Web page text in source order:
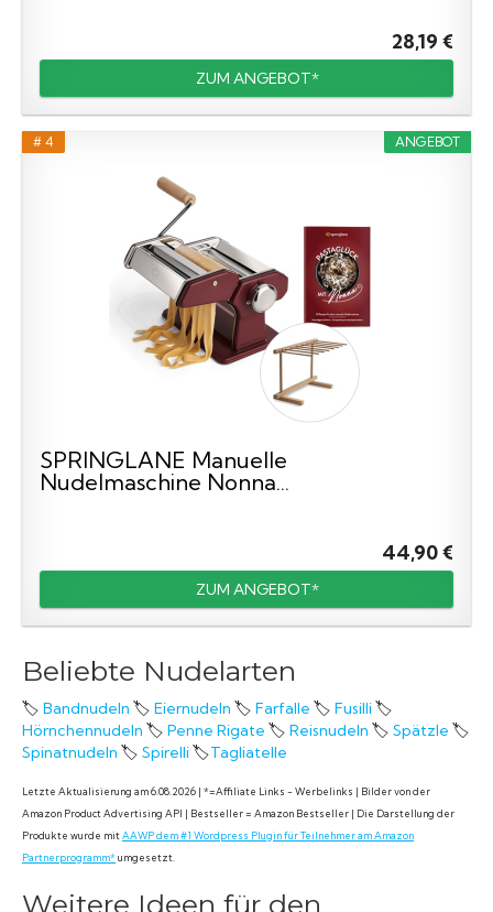
28,19 €
ZUM ANGEBOT*
ANGEBOT
# 4
SPRINGLANE Manuelle
Nudelmaschine Nonna...
44,90 €
ZUM ANGEBOT*
Beliebte Nudelarten
🏷️ Bandnudeln 🏷️ Eiernudeln 🏷️ Farfalle 🏷️ Fusilli🏷️
Hörnchennudeln 🏷️ Penne Rigate 🏷️ Reisnudeln 🏷️ Spätzle 🏷️
Spinatnudeln 🏷️ Spirelli🏷️Tagliatelle
Letzte Aktualisierung am 6.08.2026 | *=Affiliate Links - Werbelinks | Bilder von der
Amazon Product Advertising API | Bestseller = Amazon Bestseller | Die Darstellung der
Produkte wurde mitAAWP dem #1 Wordpress Plugin für Teilnehmer am Amazon
Partnerprogramm*umgesetzt.
Weitere Ideen für den